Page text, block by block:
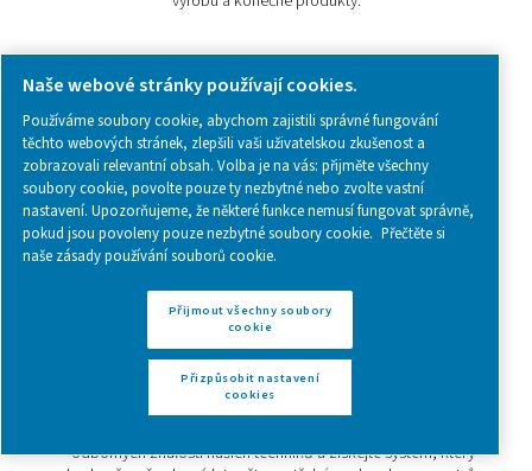
Vlhkost v systému stlačeného vzduchu je častým, a
podceňovaným problémem. Přitom dokáže
životnost zařízení a negativně ovlivnit kvalitu finálního
Pokud se neřeší správným způsobem, může vést k
výpadkům, korozi nebo zmetkům ve výrobě.
stlačeného vzduchu je klíčovým krokem k zajištění
provozu i vysokých standardů kvality. V tomto
představíme, proč se vyplatí investovat do účinného
vlhkosti a jaké technologie sušení pomohou
zařízení i celou výrobu.